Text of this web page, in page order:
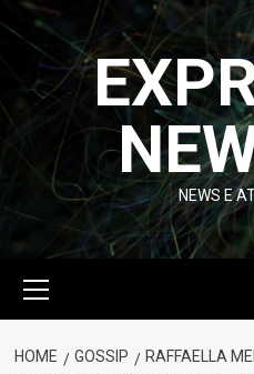
contenuto
NEWS E
principale
HOME GOSSIP
RAFFAELLA